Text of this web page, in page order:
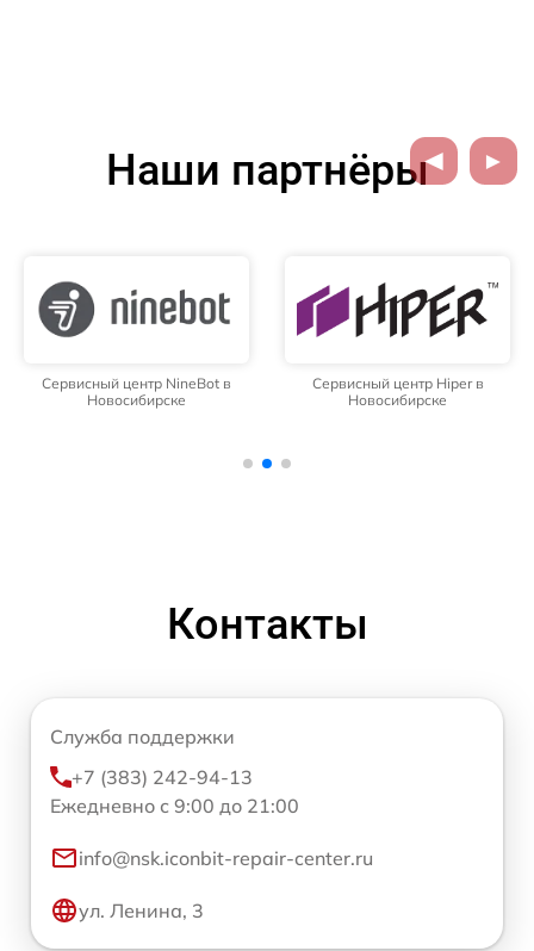
Наши партнёры
Сервисный центр NineBot в
Новосибирске
Сервисный центр Hiper в
Новосибирске
Контакты
Служба поддержки
+7 (383) 242-94-13
Ежедневно с 9:00 до 21:00
info@nsk.iconbit-repair-center.ru
ул. Ленина, 3